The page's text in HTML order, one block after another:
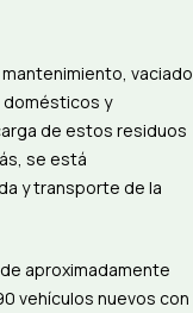
vaciado
y
de estos residuos
se está
y transporte de la
aproximadamente
vehículos nuevos con